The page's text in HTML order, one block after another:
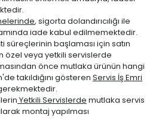
, sigorta dolandırıcılığı ile
iade kabul edilmemektedir.
süreçlerinin başlaması için satın
özel veya yetkili servislerde
önce mutlaka ürünün hangi
takıldığını gösteren Servis İş Emri
Yetkili Servislerde mutlaka servis
montaj yapılması